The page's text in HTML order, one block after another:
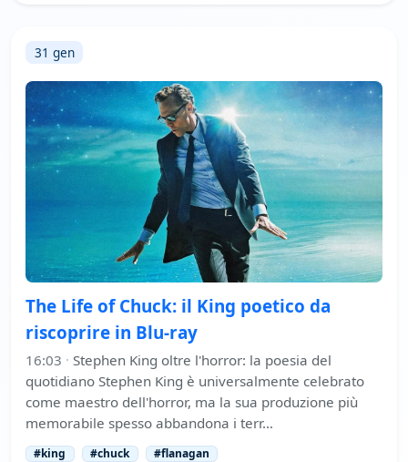
31 gen
The Life of Chuck: il King poetico da
riscoprire in Blu-ray
16:03 · Stephen King oltre l'horror: la poesia del
quotidiano Stephen King è universalmente celebrato
come maestro dell'horror, ma la sua produzione più
memorabile spesso abbandona i terr…
#king #chuck #flanagan